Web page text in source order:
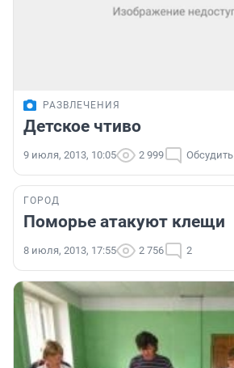
РАЗВЛЕЧЕНИЯ
Детское чтиво
9 июля, 2013, 10:05 2 999 Обсудить
ГОРОД
Поморье атакуют клещи
8 июля, 2013, 17:55 2 756 2